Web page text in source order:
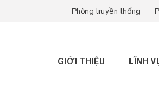
Phòng truyền thống
GIỚI THIỆU LĨNH